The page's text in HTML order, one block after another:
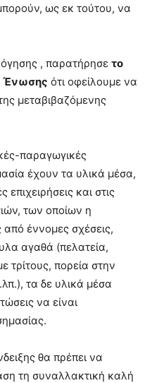
ως εκ τούτου, να
, παρατήρησε το
Ένωσης ότι οφείλουμε να
μεταβιβαζόμενης
παραγωγικές
έχουν τα υλικά μέσα,
επιχειρήσεις και στις
των οποίων η
από έννομες σχέσεις,
αγαθά (πελατεία,
τρίτους, πορεία στην
τα δε υλικά μέσα
να είναι
θα πρέπει να
τη συναλλακτική καλή